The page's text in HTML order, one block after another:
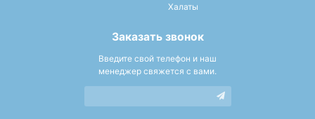
Халаты
Заказать звонок
Введите свой телефон и наш
менеджер свяжется с вами.